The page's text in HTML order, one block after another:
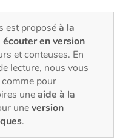
est proposéà la
écouter en version
et conteuses. En
lecture, nous vous
pour
uneaide à la
uneversion
.